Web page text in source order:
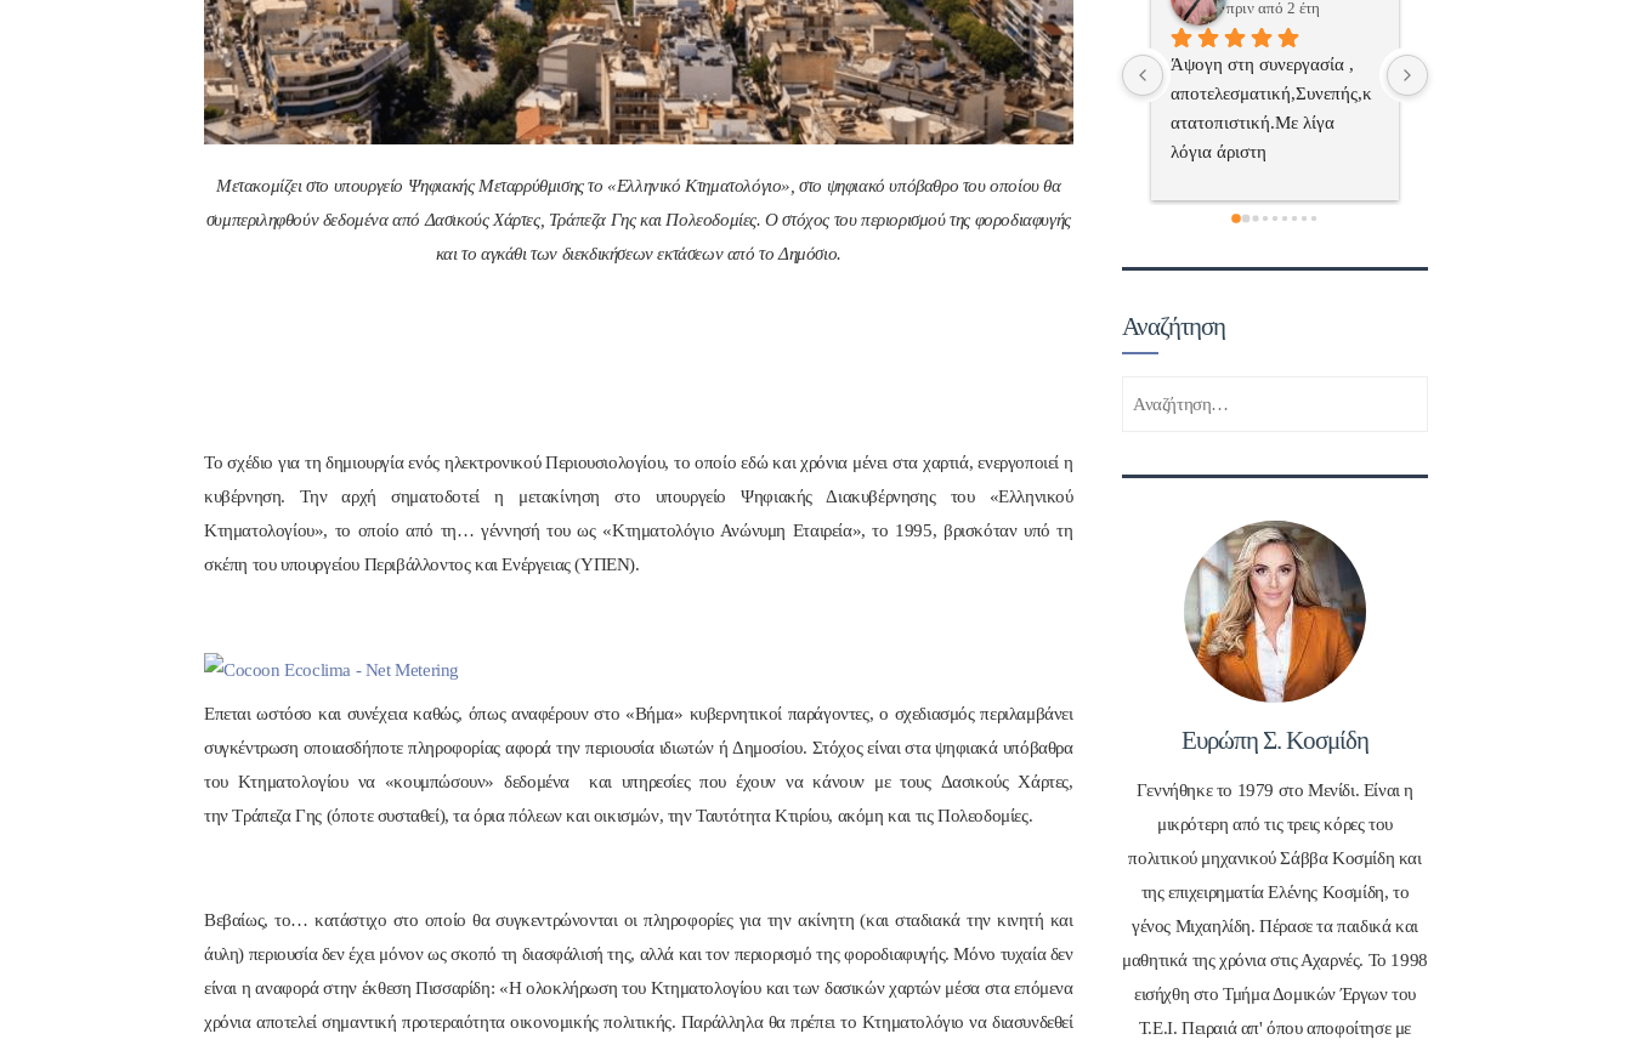
Μετακομίζει στο υπουργείο Ψηφιακής Μεταρρύθμισης το «Ελληνικό Κτηματολόγιο», στο ψηφιακό υπόβαθρο του οποίου θα
συμπεριληφθούν δεδομένα από Δασικούς Χάρτες, Τράπεζα Γης και Πολεοδομίες. Ο στόχος του περιορισμού της φοροδιαφυγής
και το αγκάθι των διεκδικήσεων εκτάσεων από το Δημόσιο.
Το σχέδιο για τη δημιουργία ενός ηλεκτρονικού Περιουσιολογίου, το οποίο εδώ και χρόνια μένει στα χαρτιά, ενεργοποιεί η
κυβέρνηση. Την αρχή σηματοδοτεί η μετακίνηση στο υπουργείο Ψηφιακής Διακυβέρνησης του «Ελληνικού
Κτηματολογίου», το οποίο από τη… γέννησή του ως «Κτηματολόγιο Ανώνυμη Εταιρεία», το 1995, βρισκόταν υπό τη
σκέπη του υπουργείου Περιβάλλοντος και Ενέργειας (ΥΠΕΝ).
Επεται ωστόσο και συνέχεια καθώς, όπως αναφέρουν στο «Βήμα» κυβερνητικοί παράγοντες, ο σχεδιασμός περιλαμβάνει
συγκέντρωση οποιασδήποτε πληροφορίας αφορά την περιουσία ιδιωτών ή Δημοσίου. Στόχος είναι στα ψηφιακά υπόβαθρα
του Κτηματολογίου να «κουμπώσουν» δεδομένα και υπηρεσίες που έχουν να κάνουν με τους Δασικούς Χάρτες,
την Τράπεζα Γης (όποτε συσταθεί), τα όρια πόλεων και οικισμών, την Ταυτότητα Κτιρίου, ακόμη και τις Πολεοδομίες.
Βεβαίως, το… κατάστιχο στο οποίο θα συγκεντρώνονται οι πληροφορίες για την ακίνητη (και σταδιακά την κινητή και
άυλη) περιουσία δεν έχει μόνον ως σκοπό τη διασφάλισή της, αλλά και τον περιορισμό της φοροδιαφυγής. Μόνο τυχαία δεν
είναι η αναφορά στην έκθεση Πισσαρίδη: «Η ολοκλήρωση του Κτηματολογίου και των δασικών χαρτών μέσα στα επόμενα
χρόνια αποτελεί σημαντική προτεραιότητα οικονομικής πολιτικής. Παράλληλα θα πρέπει το Κτηματολόγιο να διασυνδεθεί
πριν από 2 έτη
Άψογη στη συνεργασία ,
αποτελεσματική,Συνεπής,κ
ατατοπιστική.Με λίγα
λόγια άριστη
Επαγγελματίας ,πάντα με
το χαμόγελο.Την
πριν από 2 έτη
Επαγγελματίας  Άψογη
συνεργασία
Αναζήτηση
Ευρώπη Σ. Κοσμίδη
Γεννήθηκε το 1979 στο Μενίδι. Είναι η
μικρότερη από τις τρεις κόρες του
πολιτικού μηχανικού Σάββα Κοσμίδη και
της επιχειρηματία Ελένης Κοσμίδη, το
γένος Μιχαηλίδη. Πέρασε τα παιδικά και
μαθητικά της χρόνια στις Αχαρνές. Το 1998
εισήχθη στο Τμήμα Δομικών Έργων του
Τ.Ε.Ι. Πειραιά απ' όπου αποφοίτησε με